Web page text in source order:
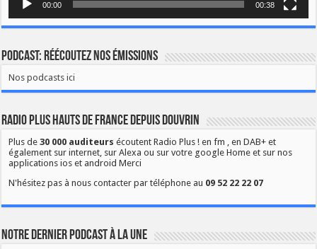
00:00 00:38
Podcast: Réécoutez nos émissions
Nos podcasts ici
Radio Plus Hauts de France depuis Douvrin
Plus de30 000 auditeurs écoutent Radio Plus ! en fm , en DAB+ et
également sur internet, sur Alexa ou sur votre google Home et sur nos
applications ios et android Merci
N'hésitez pas à nous contacter par téléphone au 09 52 22 22 07
Notre dernier podcast à la une